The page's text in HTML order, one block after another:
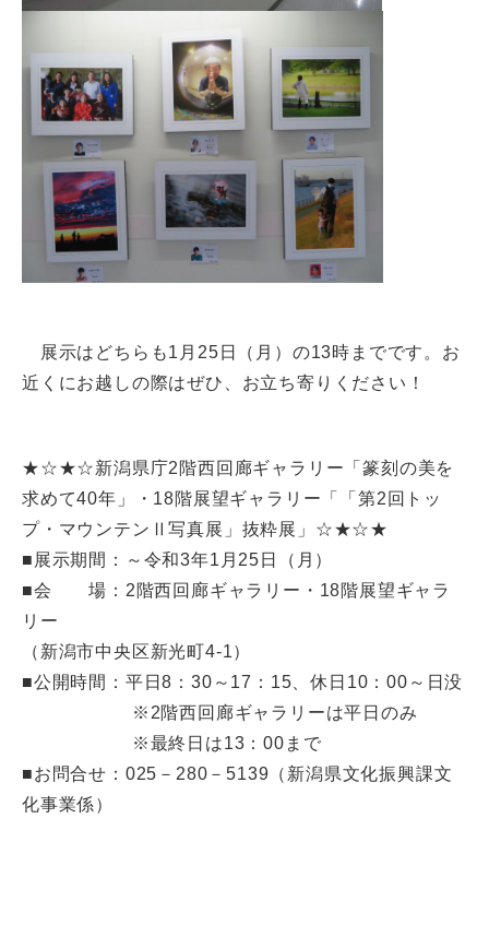
展示はどちらも1月25日（月）の13時までです。お
近くにお越しの際はぜひ、お立ち寄りください！
★☆★☆新潟県庁2階西回廊ギャラリー「篆刻の美を
求めて40年」・18階展望ギャラリー「「第2回トッ
プ・マウンテンⅡ写真展」抜粋展」☆★☆★
■展示期間：～令和3年1月25日（月）
■会 場：2階西回廊ギャラリー・18階展望ギャラ
リー
（新潟市中央区新光町4-1）
■公開時間：平日8：30～17：15、休日10：00～日没
※2階西回廊ギャラリーは平日のみ
※最終日は13：00まで
■お問合せ：025－280－5139（新潟県文化振興課文
化事業係）